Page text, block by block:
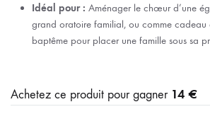
Idéal pour : Aménager le chœur d’une
grand oratoire familial, ou comme
baptême pour placer une famille sous sa
Achetez ce produit pour gagner 14 €